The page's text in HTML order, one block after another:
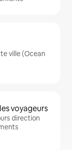
ville (Ocean
voyageurs
direction